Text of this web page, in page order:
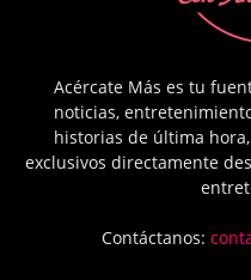
Acércate Más es tu
noticias,
historias de última
exclusivos directamente
Contáctanos: